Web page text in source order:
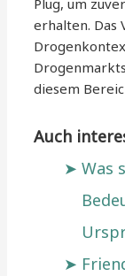
Plug, um
erhalten. Das
diesem
Auch
Was